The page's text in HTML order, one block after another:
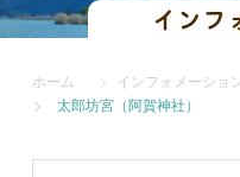
インフ
ホーム インフォメーショ
太郎坊宮（阿賀神社）